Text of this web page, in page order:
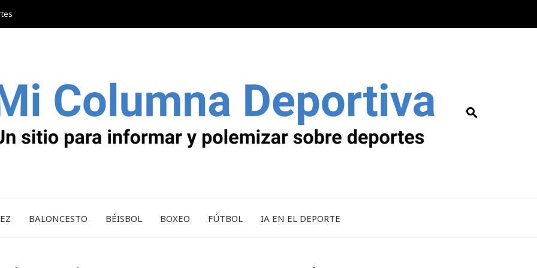
BALONCESTO BÉISBOL BOXEO FÚTBOL IA EN EL DEPORTE